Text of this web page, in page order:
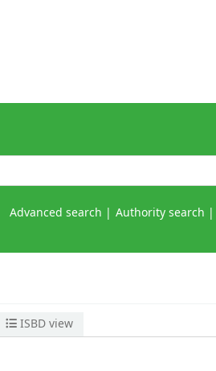
Advanced search Authority search
ISBD view